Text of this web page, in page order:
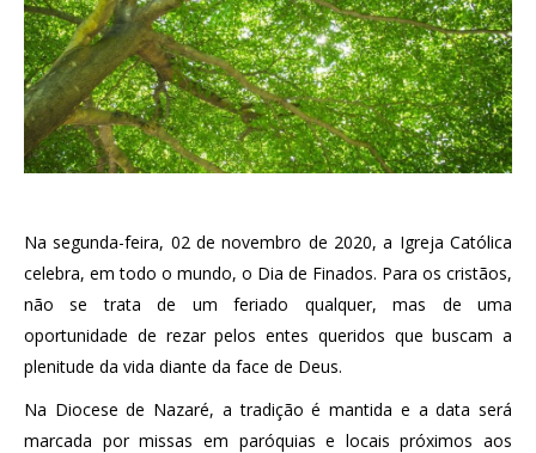
Na segunda-feira, 02 de novembro de 2020, a Igreja Católica
celebra, em todo o mundo, o Dia de Finados. Para os cristãos,
não se trata de um feriado qualquer, mas de uma
oportunidade de rezar pelos entes queridos que buscam a
plenitude da vida diante da face de Deus.
Na Diocese de Nazaré, a tradição é mantida e a data será
marcada por missas em paróquias e locais próximos aos